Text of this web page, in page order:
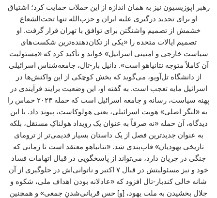
رهبر اپوزیسیون نیز به همان اندازه از این حملات حمایت کرد؛ اشتیاق
او برای تجدید درگیری علیه ایران و حزب‌الله تنها تحت‌الشعاع
خشمش از تصمیم واشنگتن برای توافق با تهران قرار گرفت. او
تصمیم ایالات متحده را «یکی از تکان‌دهنده‌ترین شکست‌های
سیاست خارجی و امنیتی اسرائیل» خواند و تأکید کرد که «مسئولیت
آن کاملاً متوجه نتانیاهو است». دانیل بار-تال، جامعه‌شناس اسرائیلی
از دانشگاه تل‌آویو، می‌گوید که بخش کوچکی از این واکنش‌ها در
اسرائیل مایه تعجب است. به گفته او، این وضعیت برایند فرآیندی در
پهنه سیاست، رسانه و جامعه اسرائیل است که حمله ۲۰۲۳ حماس را
به «لنگر اصلی» هویت اسرائیلی، یعنی هولوکاست، پیوند داد. با این
دیدگاه، آن حمله «نه صرفاً به عنوان یک رویداد هولناکِ مستقل، بلکه
به عنوان جدیدترین فصل از یک داستان بسیار قدیمی‌تر از ترومای
تاریخی یهودیان» قاب‌بندی شد. «نتانیاهو معتقد است تا زمانی که
جنگی در جریان دارد، می‌تواند از پاسخگویی در قبال اتهامات فساد
خود و نیز مسئولیتش در قبال ۷ اکتبر و ناتوانی‌اش در جلوگیری از آن
شانه خالی کندبار-تال افزود که «عادلانه بودن اهداف ملی، شکوه و
جلال بخشیدن به ملت یهود، [و] حس قربانی‌شدنِ جمعی» و همچنین